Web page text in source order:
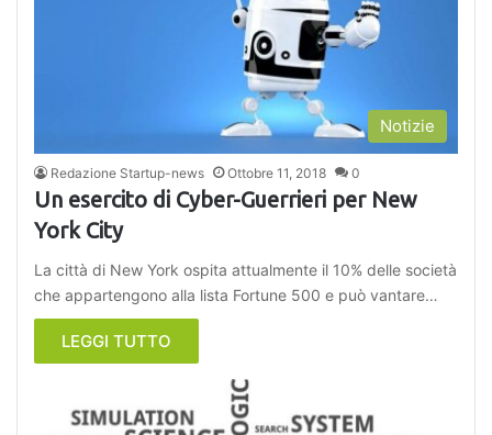
Notizie
Redazione Startup-news Ottobre 11, 2018 0
Un esercito di Cyber-Guerrieri per New
York City
La città di New York ospita attualmente il 10% delle società
che appartengono alla lista Fortune 500 e può vantare…
LEGGI TUTTO